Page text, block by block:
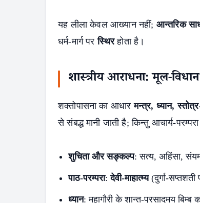
यह लीला केवल आख्यान नहीं; आन्तरिक
धर्म-मार्ग परस्थिरहोता है।
शास्त्रीय आराधना: मूल-
शक्तोपासना का आधारमन्त्र, ध्यान,
से संबद्ध मानी जाती है; किन्तु आचार्य-
शुचिता और सङ्कल्प: सत्य, अहिंसा,
पाठ-परम्परा:देवी-माहात्म्य(दुर्गा-सप्तशती
ध्यान: महागौरी के शान्त-प्रसादमय